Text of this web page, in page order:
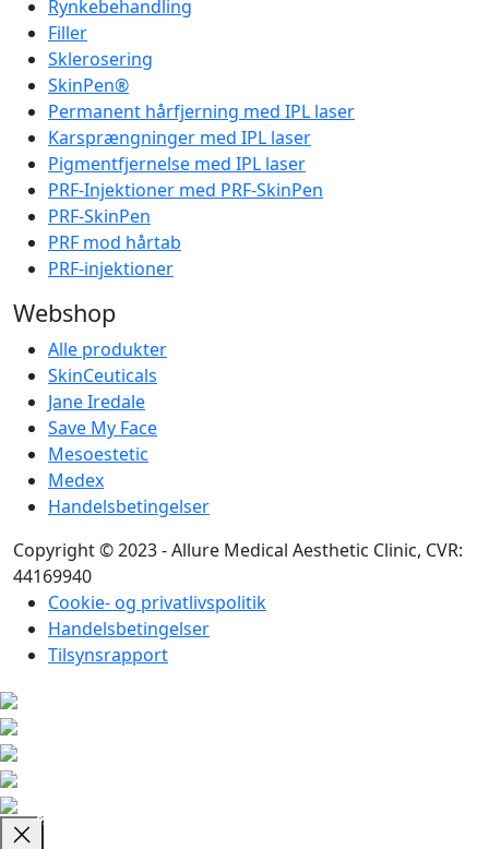
Rynkebehandling
Filler
Sklerosering
SkinPen®
Permanent hårfjerning med IPL laser
Karsprængninger med IPL laser
Pigmentfjernelse med IPL laser
PRF-Injektioner med PRF-SkinPen
PRF-SkinPen
PRF mod hårtab
PRF-injektioner
Webshop
Alle produkter
SkinCeuticals
Jane Iredale
Save My Face
Mesoestetic
Medex
Handelsbetingelser
Copyright © 2023 - Allure Medical Aesthetic Clinic, CVR:
44169940
Cookie- og privatlivspolitik
Handelsbetingelser
Tilsynsrapport
K
ø
b
f
o
r
2
0
0
0
,
-
o
g
f
å
e
n
g
r
a
t
i
s
g
a
v
e